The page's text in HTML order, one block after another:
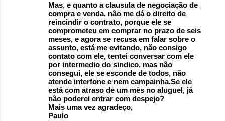
Mas, e quanto a clausula de negociação de
compra e venda, não me dá o direito de
reincindir o contrato, porque ele se
comprometeu em comprar no prazo de seis
meses, e agora se recusa em falar sobre o
assunto, está me evitando, não consigo
contato com ele, tentei conversar com ele
por intermedio do sindico, mas não
consegui, ele se esconde de todos, não
atende interfone e nem campainha.Se ele
está com atraso de um mês no aluguel, já
não poderei entrar com despejo?
Mais uma vez agradeço,
Paulo